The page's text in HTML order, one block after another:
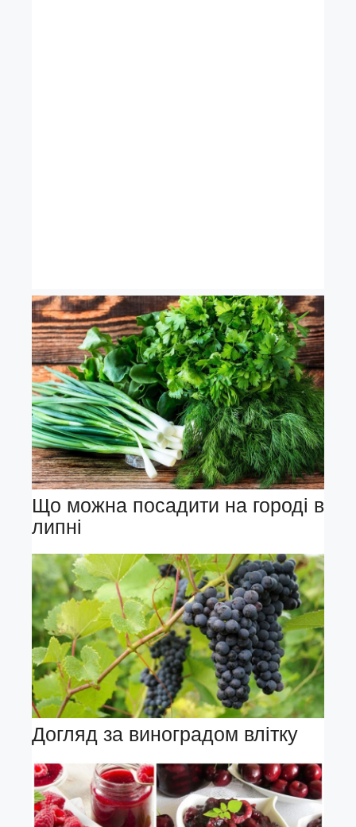
Що можна посадити на городі в
липні
Догляд за виноградом влітку